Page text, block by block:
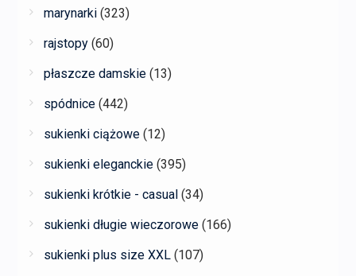
marynarki (323)
rajstopy (60)
płaszcze damskie (13)
spódnice (442)
sukienki ciążowe (12)
sukienki eleganckie (395)
sukienki krótkie - casual (34)
sukienki długie wieczorowe (166)
sukienki plus size XXL (107)